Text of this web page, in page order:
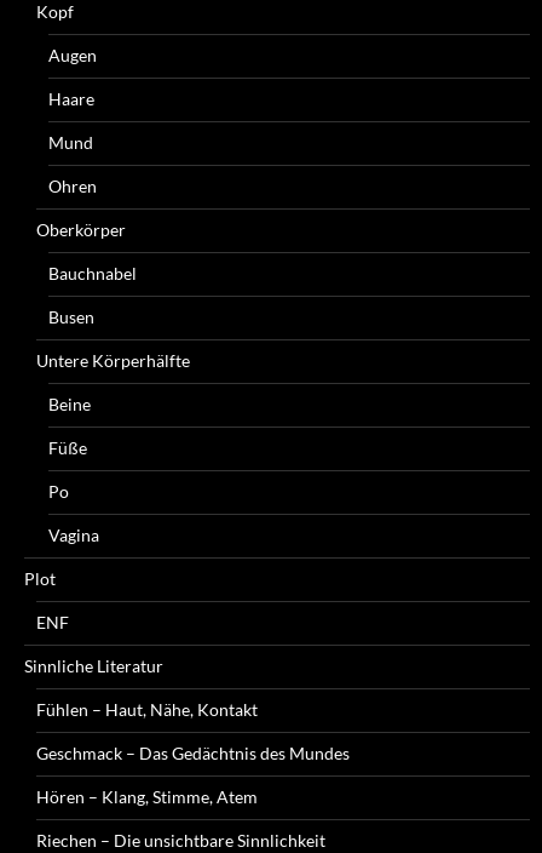
Kopf
Augen
Haare
Mund
Ohren
Oberkörper
Bauchnabel
Busen
Untere Körperhälfte
Beine
Füße
Po
Vagina
Plot
ENF
Sinnliche Literatur
Fühlen – Haut, Nähe, Kontakt
Geschmack – Das Gedächtnis des Mundes
Hören – Klang, Stimme, Atem
Riechen – Die unsichtbare Sinnlichkeit